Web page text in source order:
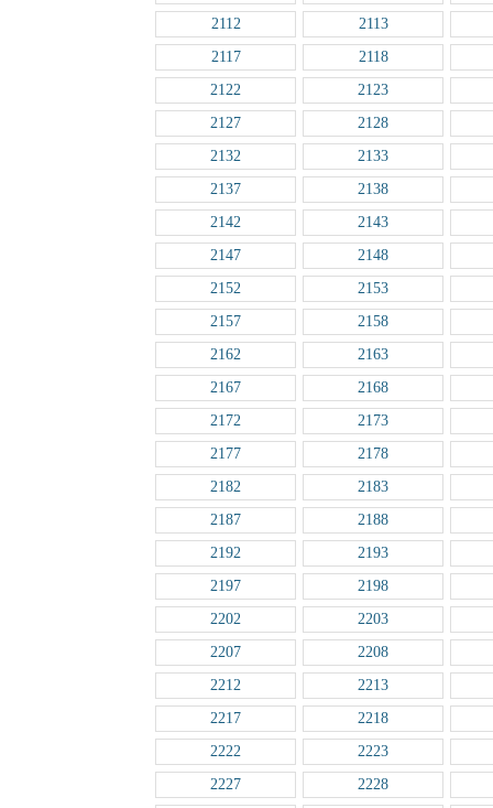
2112
2113
2117
2118
2122
2123
2127
2128
2132
2133
2137
2138
2142
2143
2147
2148
2152
2153
2157
2158
2162
2163
2167
2168
2172
2173
2177
2178
2182
2183
2187
2188
2192
2193
2197
2198
2202
2203
2207
2208
2212
2213
2217
2218
2222
2223
2227
2228